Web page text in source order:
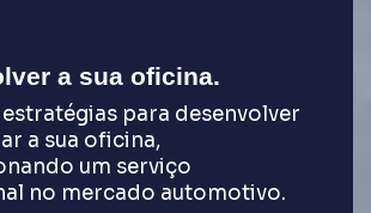
a sua oficina.
para desenvolver
a sua oficina,
um serviço
no mercado automotivo.